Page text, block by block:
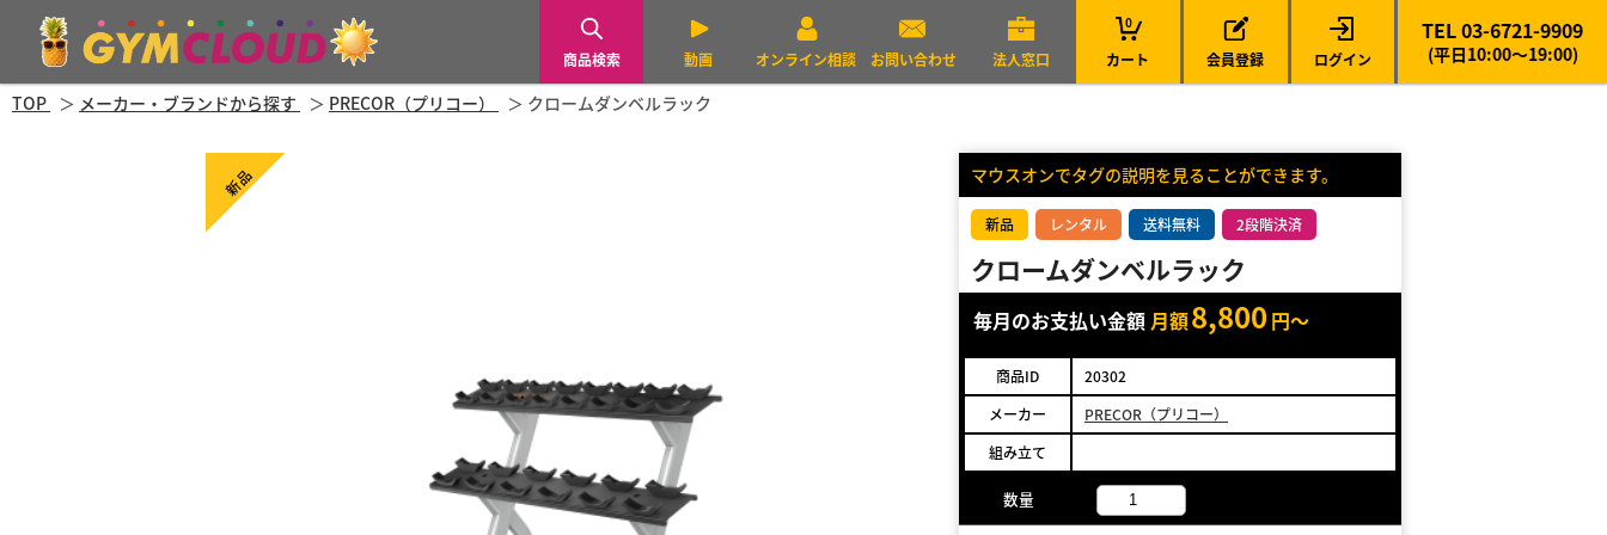
商品検索 動画 オンライン相談 お問い合わせ 法人窓口 カート
0
会員登録 ログイン
TEL 03-6721-9909
(平日10:00～19:00)
TOP メーカー・ブランドから探す PRECOR（プリコー） クロームダンベルラック
新品 マウスオンでタグの説明を見ることができます。
新品 レンタル 送料無料 2段階決済
クロームダンベルラック
毎月のお支払い金額 月額8,800 円～
商品ID
20302
メーカー
PRECOR（プリコー）
組み立て
数量